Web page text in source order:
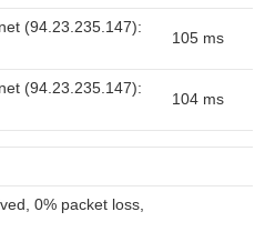
(94.23.235.147):
105 ms
(94.23.235.147):
104 ms
0% packet loss,